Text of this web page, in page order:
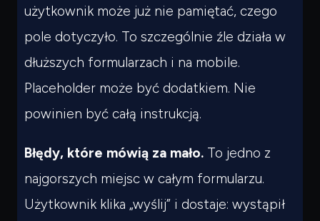
użytkownik może już nie pamiętać, czego
pole dotyczyło. To szczególnie źle działa w
dłuższych formularzach i na mobile.
Placeholder może być dodatkiem. Nie
powinien być całą instrukcją.
Błędy, które mówią za mało. To jedno z
najgorszych miejsc w całym formularzu.
Użytkownik klika „wyślij” i dostaje: wystąpił